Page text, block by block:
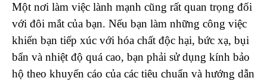
Một nơi làm việc lành mạnh cũng rất quan trọng đối
với đôi mắt của bạn. Nếu bạn làm những công việc
khiến bạn tiếp xúc với hóa chất độc hại, bức xạ, bụi
bẩn và nhiệt độ quá cao, bạn phải sử dụng kính bảo
hộ theo khuyến cáo của các tiêu chuẩn và hướng dẫn